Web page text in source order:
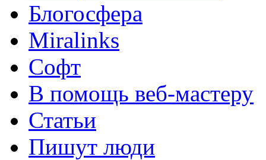
Блогосфера
Miralinks
Софт
В помощь веб-мастеру
Статьи
Пишут люди